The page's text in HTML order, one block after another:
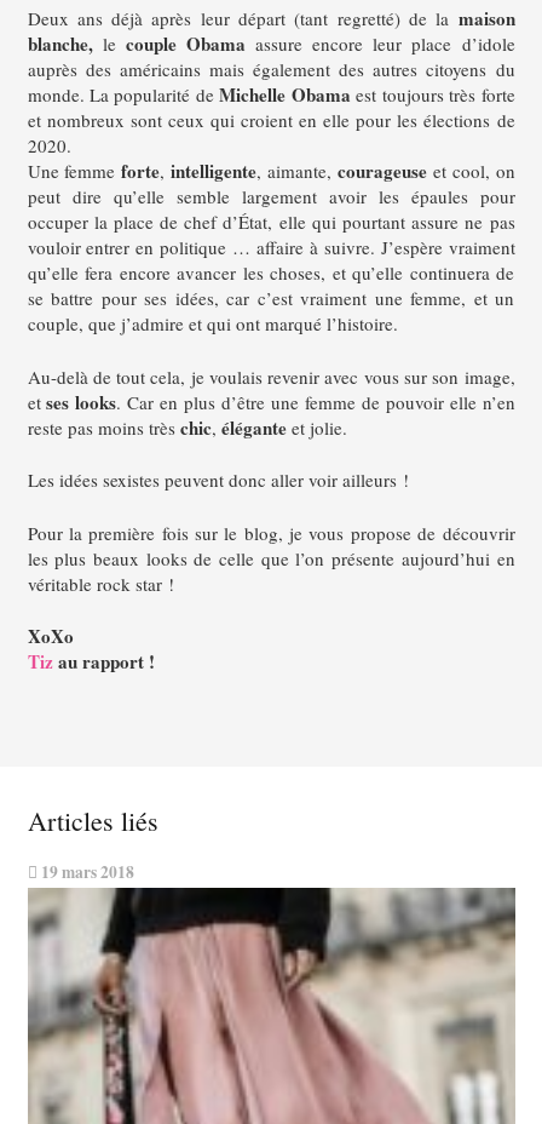
Deux ans déjà après leur départ (tant regretté) de la maison
blanche,le couple Obama assure encore leur place d’idole
auprès des américains mais également des autres citoyens du
monde. La popularité deMichelle Obama est toujours très forte
et nombreux sont ceux qui croient en elle pour les élections de
2020.
Une femmeforte,intelligente, aimante, courageuseet cool, on
peut dire qu’elle semble largement avoir les épaules pour
occuper la place de chef d’État, elle qui pourtant assure ne pas
vouloir entrer en politique … affaire à suivre. J’espère vraiment
qu’elle fera encore avancer les choses, et qu’elle continuera de
se battre pour ses idées, car c’est vraiment une femme, et un
couple, que j’admire et qui ont marqué l’histoire.
Au-delà de tout cela, je voulais revenir avec vous sur son image,
etses looks. Car en plus d’être une femme de pouvoir elle n’en
reste pas moins très chic, éléganteet jolie.
Les idées sexistes peuvent donc aller voir ailleurs !
Pour la première fois sur le blog, je vous propose de découvrir
les plus beaux looks de celle que l’on présente aujourd’hui en
véritable rock star !
XoXo
Tizau rapport !
Articles liés
19 mars 2018